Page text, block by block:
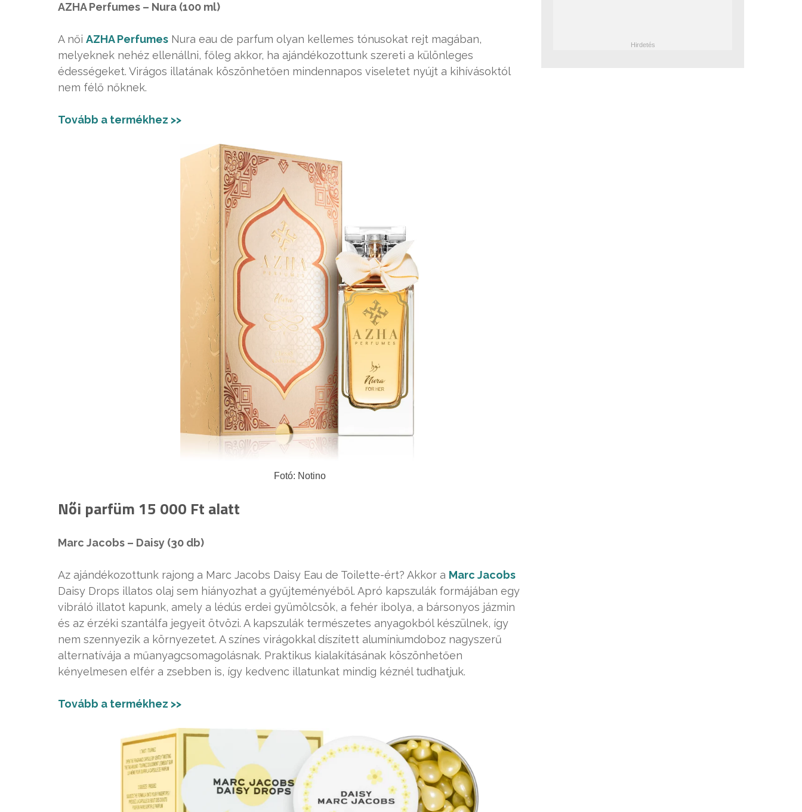
AZHA Perfumes – Nura (100 ml)
A női AZHA Perfumes Nura eau de parfum olyan kellemes tónusokat rejt magában,
melyeknek nehéz ellenállni, főleg akkor, ha ajándékozottunk szereti a különleges
édességeket. Virágos illatának köszönhetően mindennapos viseletet nyújt a kihívásoktól
nem félő nőknek.
Tovább a termékhez >>
Fotó: Notino
Női parfüm 15 000 Ft alatt
Marc Jacobs – Daisy (30 db)
Az ajándékozottunk rajong a Marc Jacobs Daisy Eau de Toilette-ért? Akkor a Marc Jacobs
Daisy Drops illatos olaj sem hiányozhat a gyűjteményéből. Apró kapszulák formájában egy
vibráló illatot kapunk, amely a lédús erdei gyümölcsök, a fehér ibolya, a bársonyos jázmin
és az érzéki szantálfa jegyeit ötvözi. A kapszulák természetes anyagokból készülnek, így
nem szennyezik a környezetet. A színes virágokkal díszített alumíniumdoboz nagyszerű
alternatívája a műanyagcsomagolásnak. Praktikus kialakításának köszönhetően
kényelmesen elfér a zsebben is, így kedvenc illatunkat mindig kéznél tudhatjuk.
Tovább a termékhez >>